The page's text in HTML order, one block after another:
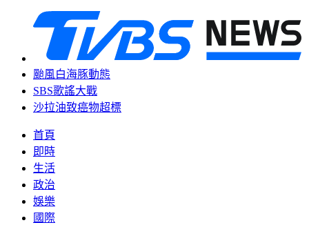
颱風白海豚動態
SBS歌謠大戰
沙拉油致癌物超標
首頁
即時
生活
政治
娛樂
國際